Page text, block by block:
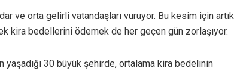
ve orta gelirli vatandaşları vuruyor. Bu kesim için artık
kira bedellerini ödemek de her geçen gün zorlaşıyor.
yaşadığı 30 büyük şehirde, ortalama kira bedelinin